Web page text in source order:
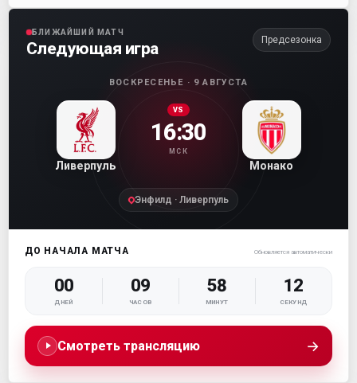
БЛИЖАЙШИЙ МАТЧ
Следующая игра Предсезонка
ВОСКРЕСЕНЬЕ · 9 АВГУСТА
Ливерпуль
VS
16:30
МСК
Монако
Энфилд · Ливерпуль
ДО НАЧАЛА МАТЧА Обновляется автоматически
00
ДНЕЙ
09
ЧАСОВ
58
МИНУТ
12
СЕКУНД
Смотреть трансляцию →